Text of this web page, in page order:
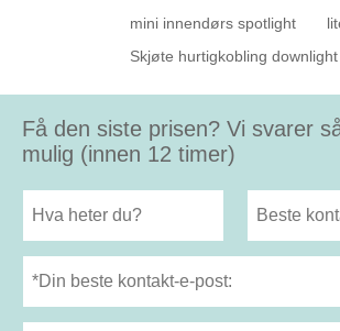
mini innendørs spotlight
Skjøte hurtigkobling downlight
Få den siste prisen? Vi svarer
mulig (innen 12 timer)